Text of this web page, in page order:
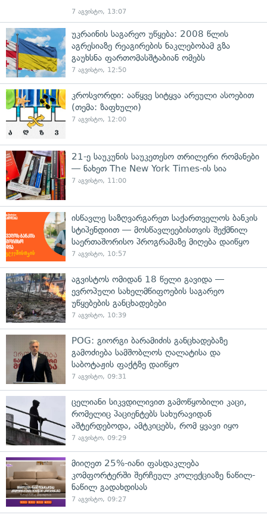
7 აგვისტო, 13:07
უკრაინის საგარეო უწყება: 2008 წლის
აგრესიაზე რეაგირების ნაკლებობამ გზა
გაუხსნა ფართომასშტაბიან ომებს
7 აგვისტო, 12:50
კროსვორდი: ააწყვე სიტყვა არეული ასოებით
(თემა: ზაფხული)
7 აგვისტო, 12:00
21-ე საუკუნის საუკეთესო თრილერი რომანები
— ნახეთ The New York Times-ის სია
7 აგვისტო, 11:00
ისწავლე საზღვარგარეთ საქართველოს ბანკის
სტიპენდიით — მოსწავლეებისთვის შექმნილ
საერთაშორისო პროგრამაზე მიღება დაიწყო
7 აგვისტო, 10:57
აგვისტოს ომიდან 18 წელი გავიდა —
ევროპული სახელმწიფოების საგარეო
უწყებების განცხადებები
7 აგვისტო, 10:39
POG: გიორგი ბარამიძის განცხადებაზე
გამოძიება სამშობლოს ღალატისა და
საბოტაჟის ფაქტზე დაიწყო
7 აგვისტო, 09:31
ცელიანი სიკვდილივით გამოწყობილი კაცი,
რომელიც პაციენტებს სახურავიდან
აშტერდებოდა, ამტკიცებს, რომ ყვავი იყო
7 აგვისტო, 09:29
მიიღეთ 25%-იანი ფასდაკლება
კომფორტერში შერჩეულ კოლექციაზე ნაწილ-
ნაწილ გადახდისას
7 აგვისტო, 09:27